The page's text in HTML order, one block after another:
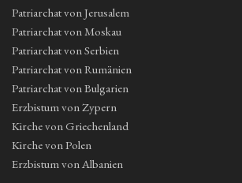
Patriarchat von Jerusalem
Patriarchat von Moskau
Patriarchat von Serbien
Patriarchat von Rumänien
Patriarchat von Bulgarien
Erzbistum von Zypern
Kirche von Griechenland
Kirche von Polen
Erzbistum von Albanien